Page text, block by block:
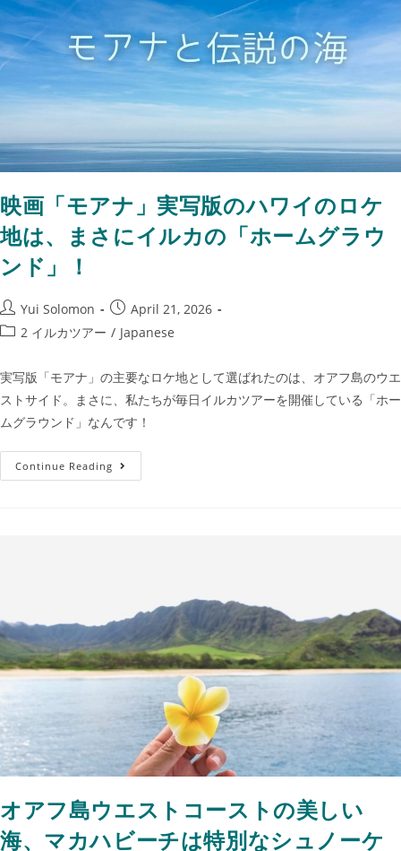
映画「モアナ」実写版のハワイのロケ
地は、まさにイルカの「ホームグラウ
ンド」！
Yui Solomon
April 21, 2026
2 イルカツアー / Japanese
実写版「モアナ」の主要なロケ地として選ばれたのは、オアフ島のウエ
ストサイド。まさに、私たちが毎日イルカツアーを開催している「ホー
ムグラウンド」なんです！
Continue Reading
オアフ島ウエストコーストの美しい
海、マカハビーチは特別なシュノーケ